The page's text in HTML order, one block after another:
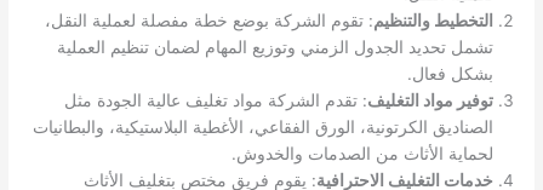
التخطيط والتنظيم: تقوم الشركة بوضع خطة مفصلة لعملية النقل،
تشمل تحديد الجدول الزمني وتوزيع المهام لضمان تنظيم العملية
بشكل فعال.
توفير مواد التغليف: تقدم الشركة مواد تغليف عالية الجودة مثل
الصناديق الكرتونية، الورق الفقاعي، الأغطية البلاستيكية، والبطانيات
لحماية الأثاث من الصدمات والخدوش.
خدمات التغليف الاحترافية: يقوم فريق مختص بتغليف الأثاث